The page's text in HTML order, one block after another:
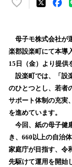
い
！
数
を
読
込
み
中
で
す
母子モ株式会社が
楽郡設楽町にて本導
15日（金）より提供
設楽町では、「設
のひとつとし、若者
サポート体制の充実
を進めています。
今回、紙の母子健
き、660以上の自治
家庭庁が目指す、令
先駆けて運用を開始